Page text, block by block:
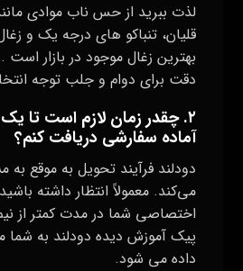
لذت ببرید از حس ناب موادی
قلیان، تنباکو های درجه یک و
بهترین زغال موجود در بازار است
دقت برای دوام و جلب توجه
۲. چقدر زمان لازم است تا
آماده سفارشی دریافت کنم؟
دودلند فرآیند تحویل به موقع
می‌کند. معمولاً انتظار داشته
اختصاصی شما در مدت کمتر از
پیک آموزش دیده دودلند به شما
داده می شود.